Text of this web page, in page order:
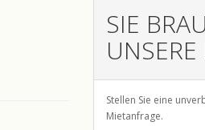
SIE
UNSERE
Stellen Sie eine
Mietanfrage.